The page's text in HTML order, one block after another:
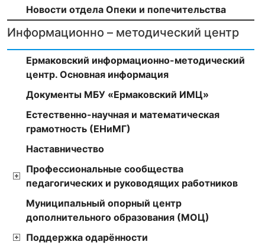
Новости отдела Опеки и попечительства
Информационно – методический центр
Ермаковский информационно-методический
центр. Основная информация
Документы МБУ «Ермаковский ИМЦ»
Естественно-научная и математическая
грамотность (ЕНиМГ)
Наставничество
Профессиональные сообщества
педагогических и руководящих работников
Муниципальный опорный центр
дополнительного образования (МОЦ)
Поддержка одарённости